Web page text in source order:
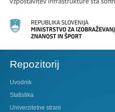
Repozitorij
Uvodnik
Statistika
Univerzitetne strani